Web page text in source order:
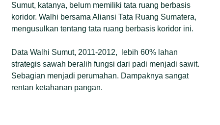
Sumut, katanya, belum memiliki tata ruang berbasis
koridor. Walhi bersama Aliansi Tata Ruang Sumatera,
mengusulkan tentang tata ruang berbasis koridor ini.
Data Walhi Sumut, 2011-2012, lebih 60% lahan
strategis sawah beralih fungsi dari padi menjadi sawit.
Sebagian menjadi perumahan. Dampaknya sangat
rentan ketahanan pangan.